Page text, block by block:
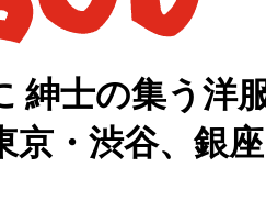
紳士の集う洋
京・渋谷、銀